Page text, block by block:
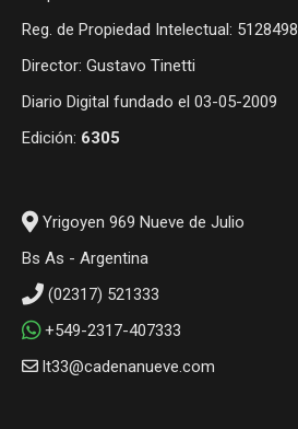
Reg. de Propiedad Intelectual: 5128498
Director: Gustavo Tinetti
Diario Digital fundado el 03-05-2009
Edición: 6305
Yrigoyen 969 Nueve de Julio
Bs As - Argentina
(02317) 521333
+549-2317-407333
lt33@cadenanueve.com